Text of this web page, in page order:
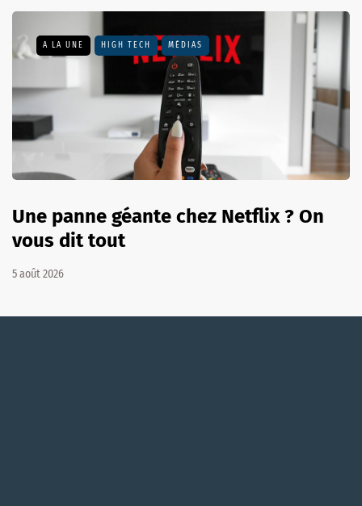
A LA UNE HIGH TECH MÉDIAS
Une panne géante chez Netflix ? On
vous dit tout
5 août 2026